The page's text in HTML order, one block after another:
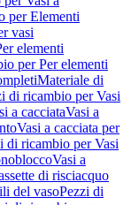
per Elementi
vasi
elementi
per Per elementi
Materiale di
di ricambio per Vasi
a cacciataVasi a
Vasi a cacciata per
di ricambio per Vasi
Vasi a
di risciacquo
del vasoPezzi di